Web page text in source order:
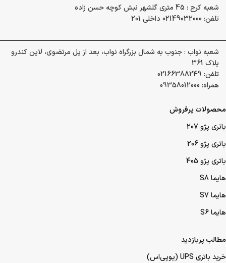
شعبه کرج : 45 متری گلشهر نبش کوچه حسن زاده
تلفن: 02149032000 داخلی 201
شعبه نواب : جنوب به شمال بزرگراه نواب، بعد از پل مرتضوی، لاین کندرو
پلاک 361
تلفن: 02166388249
همراه: 09358012000
محصولات پرفروش
باتری پژو 207
باتری پژو 206
باتری پژو 405
هایما S8
هایما S7
هایما S6
مطالب پربازدید
خرید باتری UPS (یو‌پی‌اس)